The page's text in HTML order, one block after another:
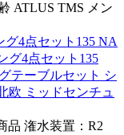
ATLUS TMS メン
グ4点セット135 NA
グ4点セット135
テーブルセット シ
欧 ミッドセンチュ
品 潅水装置：R2